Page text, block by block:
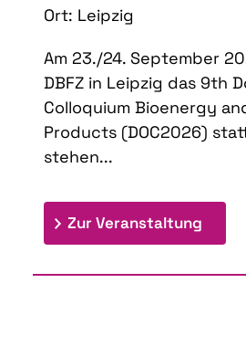
Ort: Leipzig
Am 23./24. September
DBFZ in Leipzig das 9th
Colloquium Bioenergy
Products (DOC2026)
stehen...
Zur Veranstaltung